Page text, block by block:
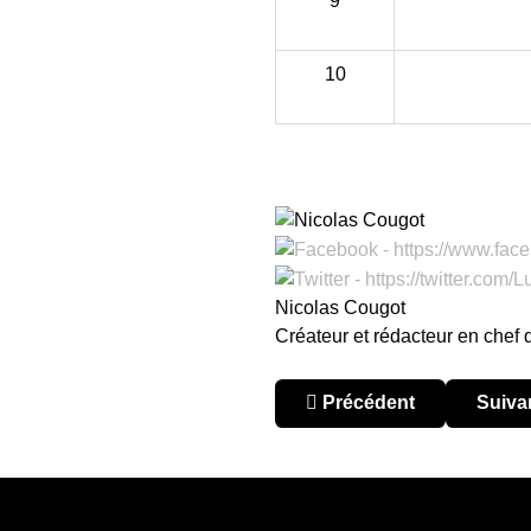
10
Nicolas Cougot
Créateur et rédacteur en chef
Article précédent :
Précédent